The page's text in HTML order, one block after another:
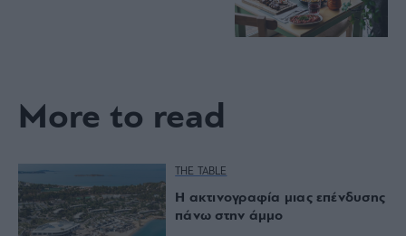
More to read
THE TABLE
Η ακτινογραφία μιας επένδυσης
πάνω στην άμμο